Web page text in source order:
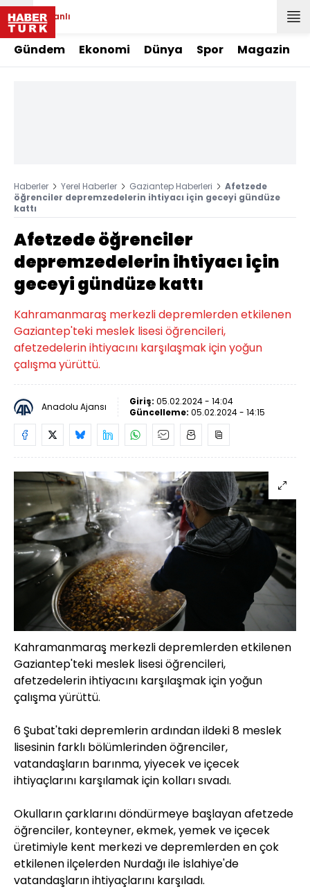
Canlı
Gündem Ekonomi Dünya Spor Magazin
Haberler Yerel Haberler Gaziantep Haberleri
Afetzede
öğrenciler depremzedelerin ihtiyacı için geceyi gündüze
kattı
Afetzede öğrenciler
depremzedelerin ihtiyacı için
geceyi gündüze kattı
Kahramanmaraş merkezli depremlerden etkilenen
Gaziantep'teki meslek lisesi öğrencileri,
afetzedelerin ihtiyacını karşılaşmak için yoğun
çalışma yürüttü.
Anadolu Ajansı Giriş: 05.02.2024 - 14:04
Güncelleme: 05.02.2024 - 14:15
Kahramanmaraş merkezli depremlerden etkilenen
Gaziantep'teki meslek lisesi öğrencileri,
afetzedelerin ihtiyacını karşılaşmak için yoğun
çalışma yürüttü.
6 Şubat'taki depremlerin ardından ildeki 8 meslek
lisesinin farklı bölümlerinden öğrenciler,
vatandaşların barınma, yiyecek ve içecek
ihtiyaçlarını karşılamak için kolları sıvadı.
Okulların çarklarını döndürmeye başlayan afetzede
öğrenciler, konteyner, ekmek, yemek ve içecek
üretimiyle kent merkezi ve depremlerden en çok
etkilenen ilçelerden Nurdağı ile İslahiye'de
vatandaşların ihtiyaçlarını karşıladı.